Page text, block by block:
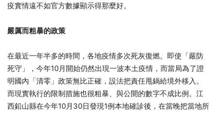
疫實情遠不如官方數據顯示得那麼好。
嚴厲而粗暴的政策
在最近一年半多的時間，各地疫情多次死灰復燃。即使「嚴防
死守」，今年10月開始仍然出現一波本土疫情，而當局為了證
明國內「清零」政策無比正確，設法把責任甩鍋給境外移入。
而現實執行的限制措施也很粗暴、與公開的數字不成比例。江
西鉛山縣在今年10月30日發現1例本地確診後，在當晚把當地所